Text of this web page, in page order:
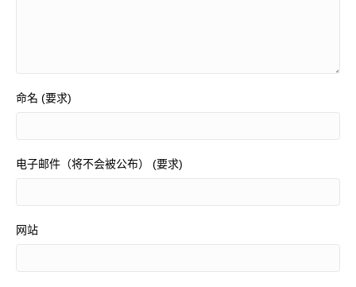
命名 (要求)
电子邮件（将不会被公布） (要求)
网站